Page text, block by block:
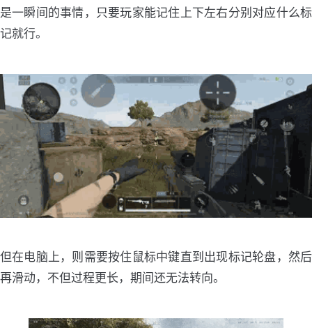
是一瞬间的事情，只要玩家能记住上下左右分别对应什么标
记就行。
但在电脑上，则需要按住鼠标中键直到出现标记轮盘，然后
再滑动，不但过程更长，期间还无法转向。